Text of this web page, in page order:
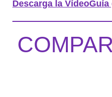
Descarga la